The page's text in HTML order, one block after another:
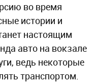
во время
истории и
настоящим
авто на вокзале
ведь некоторые
транспортом.